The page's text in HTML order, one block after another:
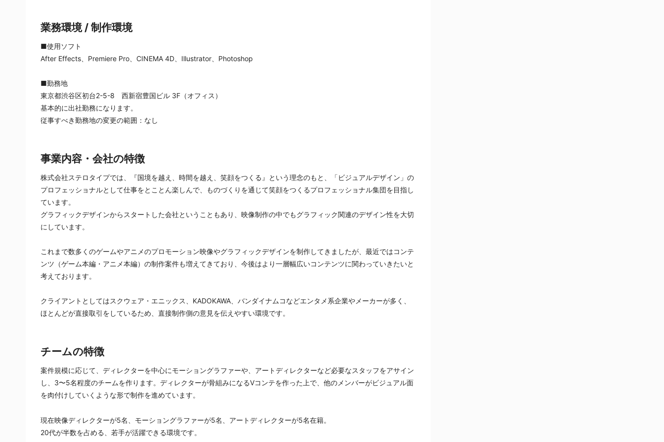
業務環境 / 制作環境
■使用ソフト
After Effects、Premiere Pro、CINEMA 4D、Illustrator、Photoshop
■勤務地
東京都渋谷区初台2-5-8　西新宿豊国ビル 3F（オフィス）
基本的に出社勤務になります。
従事すべき勤務地の変更の範囲：なし
事業内容・会社の特徴
株式会社ステロタイプでは、『国境を越え、時間を越え、笑顔をつくる』という理念のもと、「ビジュアルデザイン」の
プロフェッショナルとして仕事をとことん楽しんで、ものづくりを通じて笑顔をつくるプロフェッショナル集団を目指し
ています。
グラフィックデザインからスタートした会社ということもあり、映像制作の中でもグラフィック関連のデザイン性を大切
にしています。
これまで数多くのゲームやアニメのプロモーション映像やグラフィックデザインを制作してきましたが、最近ではコンテ
ンツ（ゲーム本編・アニメ本編）の制作案件も増えてきており、今後はより一層幅広いコンテンツに関わっていきたいと
考えております。
クライアントとしてはスクウェア・エニックス、KADOKAWA、バンダイナムコなどエンタメ系企業やメーカーが多く、
ほとんどが直接取引をしているため、直接制作側の意見を伝えやすい環境です。
チームの特徴
案件規模に応じて、ディレクターを中心にモーショングラファーや、アートディレクターなど必要なスタッフをアサイン
し、3〜5名程度のチームを作ります。ディレクターが骨組みになるVコンテを作った上で、他のメンバーがビジュアル面
を肉付けしていくような形で制作を進めています。
現在映像ディレクターが5名、モーショングラファーが5名、アートディレクターが5名在籍。
20代が半数を占める、若手が活躍できる環境です。